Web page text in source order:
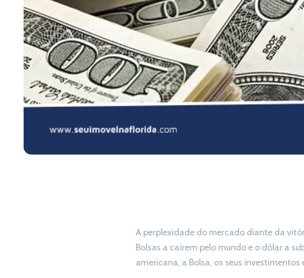
A perplexidade do mercado diante da
Bolsas a caírem pelo mundo e o dólar a
americana, a Bolsa, os seus investimentos